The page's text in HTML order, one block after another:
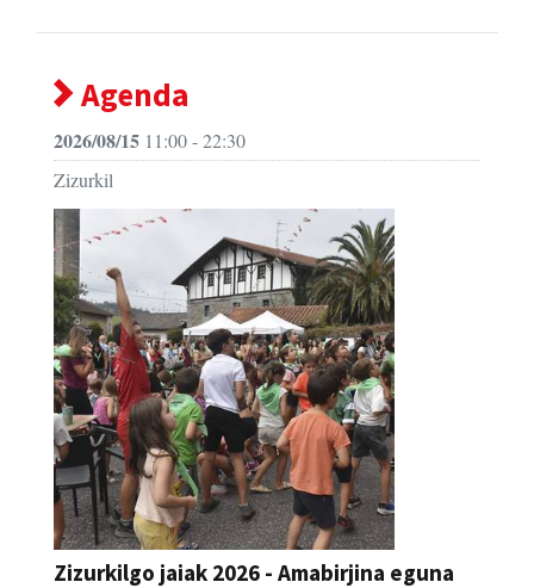
Agenda
2026/08/15 11:00 - 22:30
Zizurkil
Zizurkilgo jaiak 2026 - Amabirjina eguna